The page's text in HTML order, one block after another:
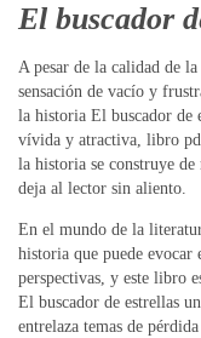
El buscador
A pesar de la calidad de
sensación de vacío y
la historia El buscador de
vívida y atractiva, libro
la historia se construye
deja al lector sin aliento.
En el mundo de la
historia que puede evocar
perspectivas, y este libro
El buscador de estrellas
entrelaza temas de